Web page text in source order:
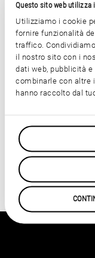
Questo sito web utilizza
Utilizziamo i cookie
fornire funzionalità
traffico.
il nostro sito con i
dati web, pubblicità
combinarle con altre
hanno raccolto dal
Contattaci